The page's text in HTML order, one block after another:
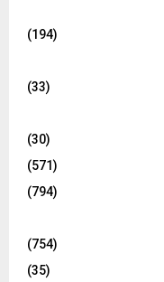
(194)
(33)
(30)
(571)
(794)
(754)
(35)